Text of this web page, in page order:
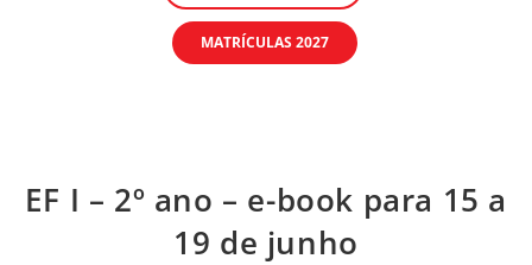
MATRÍCULAS 2027
EF I – 2º ano – e-book para 15 a
19 de junho